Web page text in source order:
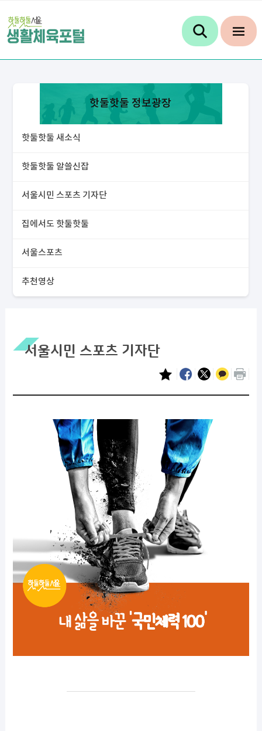
핫둘핫둘 정보광장
핫둘핫둘 새소식
핫둘핫둘 알쓸신잡
서울시민 스포츠 기자단
집에서도 핫둘핫둘
서울스포츠
추천영상
서울시민 스포츠 기자단